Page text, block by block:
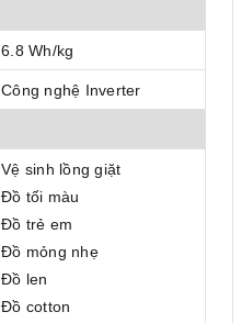
6.8 Wh/kg
Công nghệ Inverter
Vệ sinh lồng giặt
Đồ tối màu
Đồ trẻ em
Đồ mỏng nhẹ
Đồ len
Đồ cotton